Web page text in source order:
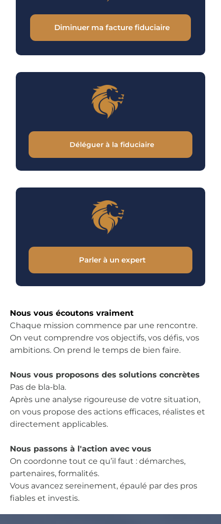
Diminuer ma facture fiduciaire
Déléguer à la fiduciaire
Parler à un expert
Nous vous écoutons vraiment
Chaque mission commence par une rencontre.
On veut comprendre vos objectifs, vos défis, vos
ambitions. On prend le temps de bien faire.
Nous vous proposons des solutions concrètes
Pas de bla-bla.
Après une analyse rigoureuse de votre situation,
on vous propose des actions efficaces, réalistes et
directement applicables.
Nous passons à l'action avec vous
On coordonne tout ce qu’il faut : démarches,
partenaires, formalités.
Vous avancez sereinement, épaulé par des pros
fiables et investis.